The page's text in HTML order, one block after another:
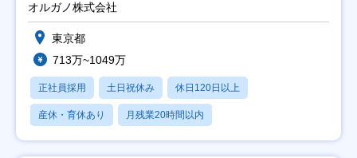
オルガノ株式会社
東京都
713万~1049万
正社員採用 土日祝休み 休日120日以上
産休・育休あり 月残業20時間以内